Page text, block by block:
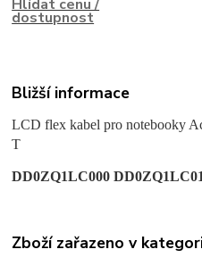
Hlídat cenu /
dostupnost
Bližší informace
LCD flex kabel pro notebooky
T
DD0ZQ1LC000
Zboží zařazeno v